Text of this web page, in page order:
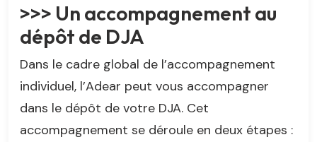
>>> Un accompagnement au
dépôt de DJA
Dans le cadre global de l’accompagnement
individuel, l’Adear peut vous accompagner
dans le dépôt de votre DJA. Cet
accompagnement se déroule en deux étapes :